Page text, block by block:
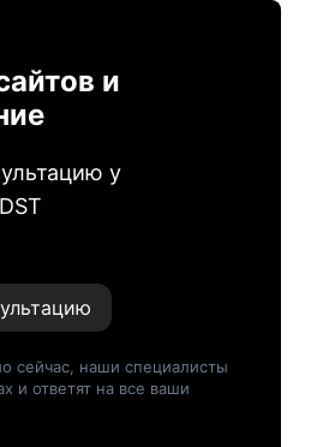
и
у
сейчас, наши специалисты
и ответят на все ваши